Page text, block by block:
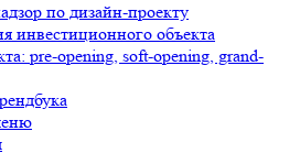
по дизайн-проекту
инвестиционного объекта
pre-opening, soft-opening, grand-